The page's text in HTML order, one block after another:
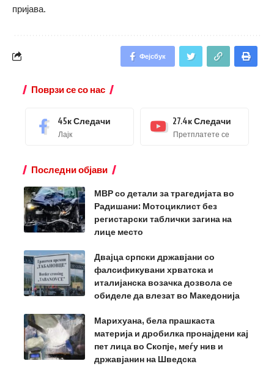
пријава.
Фејсбук
Поврзи се со нас
45кСледачи
Лајк
27.4кСледачи
Претплатете се
Последни објави
МВР со детали за трагедијата во
Радишани: Мотоциклист без
регистарски таблички загина на
лице место
Двајца српски државјани со
фалсификувани хрватска и
италијанска возачка дозвола се
обиделе да влезат во Македонија
Марихуана, бела прашкаста
материја и дробилка пронајдени кај
пет лица во Скопје, меѓу нив и
државјанин на Шведска